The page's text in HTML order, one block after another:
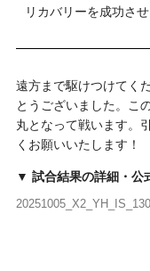
リカバリーを成功さ
遠方まで駆けつけてく
とうございました。こ
丸となって戦います。
くお願いいたします！
▼ 試合結果の詳細・公
20251005_X2_YH_IS_130